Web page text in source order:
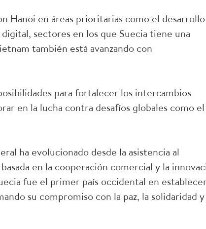
Hanoi en áreas prioritarias como el desarrollo
sectores en los que Suecia tiene una
también está avanzando con
para fortalecer los intercambios
en la lucha contra desafíos globales como el
ha evolucionado desde la asistencia al
en la cooperación comercial y la
fue el primer país occidental en
su compromiso con la paz, la solidaridad